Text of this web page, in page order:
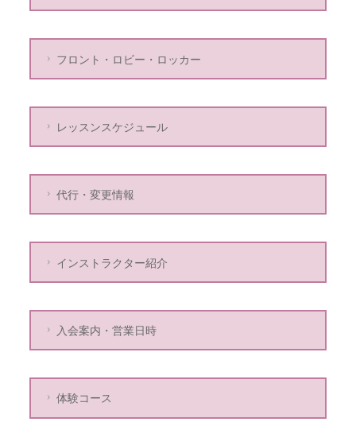
フロント・ロビー・ロッカー
レッスンスケジュール
代行・変更情報
インストラクター紹介
入会案内・営業日時
体験コース